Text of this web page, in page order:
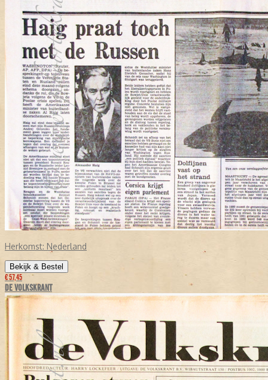
Herkomst: Nederland
Bekijk & Bestel
€ 57,45
DE VOLKSKRANT